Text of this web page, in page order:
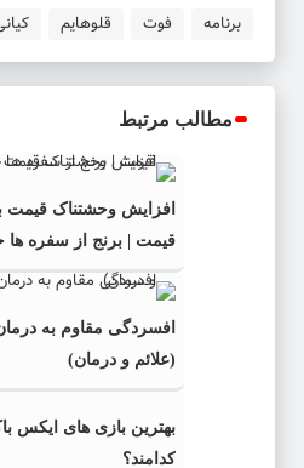
برنامه فوت قلوهایم
مطالب مرتبط
افزایش وحشتناک قیمت
قیمت | برنج از سفره
افسردگی مقاوم به
(علائم و درمان)
بهترین بازی های
کدامند؟